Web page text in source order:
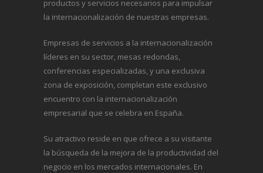
productos y servicios necesarios para impulsar
la internacionalización de nuestras empresas.
Empresas de servicios a la internacionalización
líderes en su sector, mesas redondas,
conferencias especializadas, y una exclusiva
zona de exposición, completan este exclusivo
encuentro con la internacionalización
empresarial que se celebra en España.
Su atractivo reside en que ofrece a su visitante
la búsqueda de la mejora de la productividad del
negocio en los mercados internacionales. En